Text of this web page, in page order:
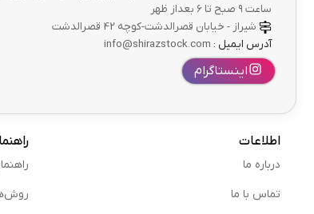
ساعت ۹ صبح تا ۶ بعداز ظهر
شیراز - خیابان قصرالدشت-کوچه 42 قصرالدشت
آدرس ایمیل :
اینستاگرام
اطلاعات
درباره ما
تماس با ما